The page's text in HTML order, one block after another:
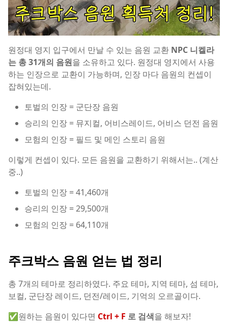
원정대 영지 입구에서 만날 수 있는 음원 교환 NPC 니켈라
는 총 31개의 음원을 소유하고 있다. 원정대 영지에서 사용
하는 인장으로 교환이 가능하며, 인장 마다 음원의 컨셉이
잡혀있는데.
토벌의 인장 = 군단장 음원
승리의 인장 = 뮤지컬, 어비스레이드, 어비스 던전 음원
모험의 인장 = 필드 및 메인 스토리 음원
이렇게 컨셉이 있다. 모든 음원을 교환하기 위해서는.. (계산
중..)
토벌의 인장 = 41,460개
승리의 인장 = 29,500개
모험의 인장 = 64,110개
주크박스 음원 얻는 법 정리
총 7개의 테마로 정리하였다. 주요 테마, 지역 테마, 섬 테마,
보컬, 군단장 레이드, 던전/레이드, 기억의 오르골이다.
✅원하는 음원이 있다면 Ctrl + F 로 검색을 해보자!